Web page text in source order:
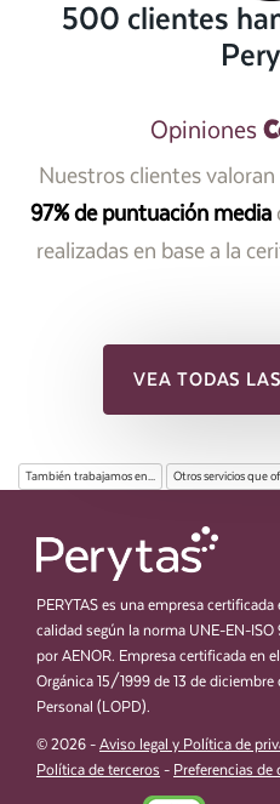
500 clientes
Opiniones
Nuestros clientes
97% de puntuación media
realizadas en base a la
VEA TODAS
También trabajamos en... Otros servicios que
PERYTAS es una empresa
calidad según la norma UNE-EN-
por AENOR. Empresa certificada en
Orgánica 15/1999 de 13 de
Personal (LOPD).
© 2026 - Aviso legal y Política de
Política de terceros - Preferencias de